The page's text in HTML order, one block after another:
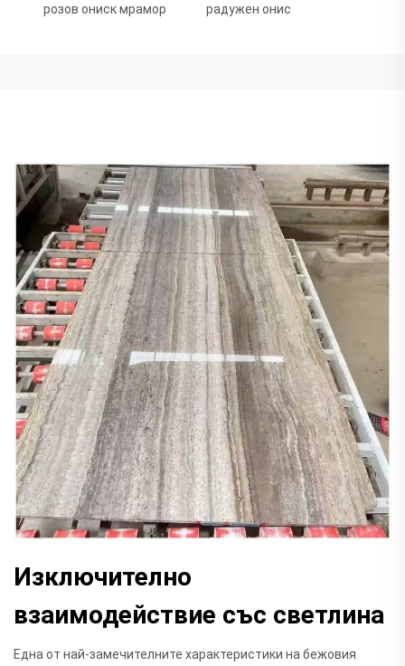
розов ониск мрамор радужен онис
Изключително
взаимодействие със светлина
Една от най-замечителните характеристики на бежовия